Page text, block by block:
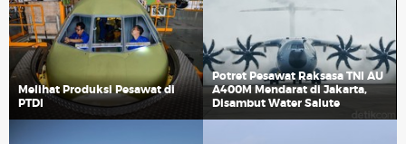
Melihat Produksi Pesawat di
PTDI
Potret Pesawat Raksasa TNI AU
A400M Mendarat di Jakarta,
Disambut Water Salute